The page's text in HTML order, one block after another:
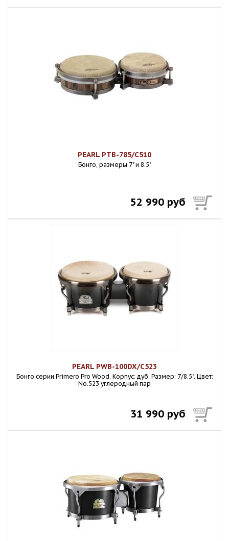
PEARL PTB-785/C510
Бонго, размеры 7" и 8.5"
52 990 руб
PEARL PWB-100DX/C523
Бонго серии Primero Pro Wood. Корпус: дуб. Размер: 7/8.5". Цвет:
No.523 углеродный пар
31 990 руб